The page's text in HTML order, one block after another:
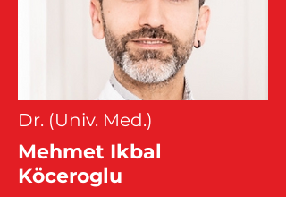
Dr. (Univ. Med.)
Mehmet Ikbal
Köceroglu